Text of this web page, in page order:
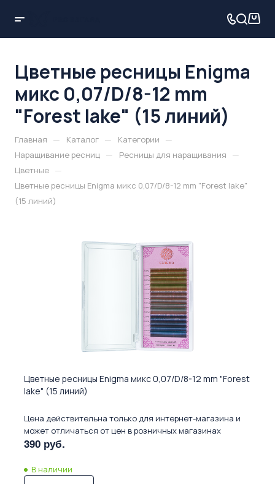
Цветные ресницы Enigma
микс 0,07/D/8-12 mm
"Forest lake" (15 линий)
Главная — Каталог — Категории —
Наращивание ресниц — Ресницы для наращивания —
Цветные —
Цветные ресницы Enigma микс 0,07/D/8-12 mm "Forest lake"
(15 линий)
Цветные ресницы Enigma микс 0,07/D/8-12 mm "Forest
lake" (15 линий)
Цена действительна только для интернет-магазина и
может отличаться от цен в розничных магазинах
390 руб.
В наличии